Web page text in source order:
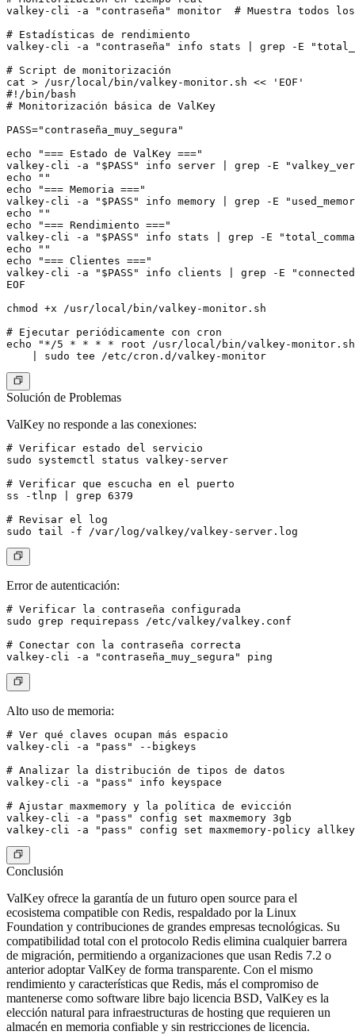
valkey-cli -a "contraseña" monitor  # Muestra todos los
# Estadísticas de rendimiento
valkey-cli -a "contraseña" info stats | grep -E
# Script de monitorización
cat > /usr/local/bin/valkey-monitor.sh << 'EOF'
#!/bin/bash
# Monitorización básica de ValKey
PASS="contraseña_muy_segura"
echo "=== Estado de ValKey ==="
valkey-cli -a "$PASS" info server | grep -E
echo ""
echo "=== Memoria ==="
valkey-cli -a "$PASS" info memory | grep -E
echo ""
echo "=== Rendimiento ==="
valkey-cli -a "$PASS" info stats | grep -E
echo ""
echo "=== Clientes ==="
valkey-cli -a "$PASS" info clients | grep -E
EOF
chmod +x /usr/local/bin/valkey-monitor.sh
# Ejecutar periódicamente con cron
echo "*/5 * * * * root /usr/local/bin/valkey-
Solución de Problemas
ValKey no responde a las conexiones:
# Verificar estado del servicio
sudo systemctl status valkey-server
# Verificar que escucha en el puerto
ss -tlnp | grep 6379
# Revisar el log
Error de autenticación:
# Verificar la contraseña configurada
sudo grep requirepass /etc/valkey/valkey.conf
# Conectar con la contraseña correcta
Alto uso de memoria:
# Ver qué claves ocupan más espacio
valkey-cli -a "pass" --bigkeys
# Analizar la distribución de tipos de datos
valkey-cli -a "pass" info keyspace
# Ajustar maxmemory y la política de evicción
valkey-cli -a "pass" config set maxmemory 3gb
Conclusión
ValKey ofrece la garantía de un futuro open source para el
ecosistema compatible con Redis, respaldado por la Linux
Foundation y contribuciones de grandes empresas tecnológicas. Su
compatibilidad total con el protocolo Redis elimina cualquier barrera
de migración, permitiendo a organizaciones que usan Redis 7.2 o
anterior adoptar ValKey de forma transparente. Con el mismo
rendimiento y características que Redis, más el compromiso de
mantenerse como software libre bajo licencia BSD, ValKey es la
elección natural para infraestructuras de hosting que requieren un
almacén en memoria confiable y sin restricciones de licencia.